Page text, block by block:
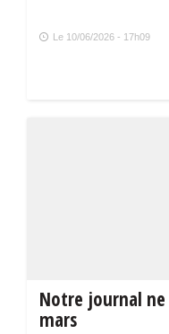
Le 10/06/2026 - 17h09
Notre journal
mars